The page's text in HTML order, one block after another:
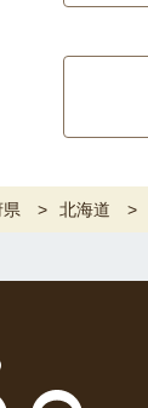
県 北海道